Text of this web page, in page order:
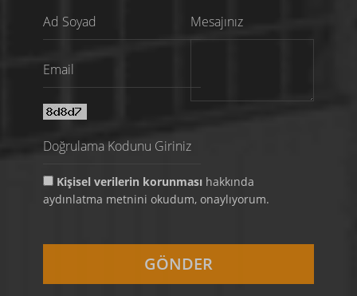
Mesajınız
Kişisel verilerin korunması hakkında
aydınlatma metnini okudum, onaylıyorum.